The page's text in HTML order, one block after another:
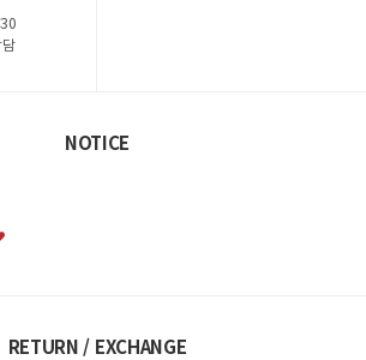
NOTICE
RETURN / EXCHANGE